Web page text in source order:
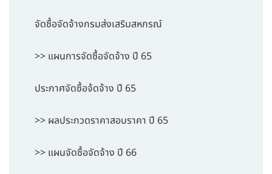
จัดซื้อจัดจ้างกรมส่งเสริมสหกรณ์
>> แผนการจัดซื้อจัดจ้าง ปี 65
ประกาศจัดซื้อจ้ดจ้าง ปี 65
>> ผลประกวดราคาสอบราคา ปี 65
>> แผนจัดซื้อจัดจ้าง ปี 66